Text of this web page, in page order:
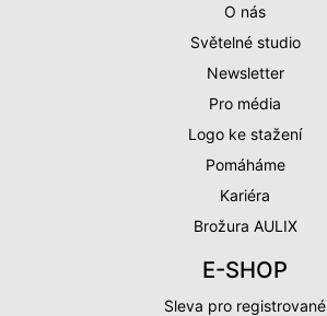
O nás
Světelné studio
Newsletter
Pro média
Logo ke stažení
Pomáháme
Kariéra
Brožura AULIX
E-SHOP
Sleva pro registrované